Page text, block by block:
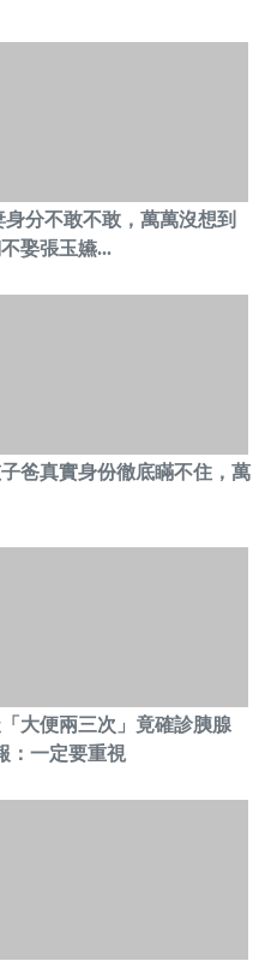
分不敢不敢，萬萬沒想到
娶張玉嬿...
爸真實身份徹底瞞不住，萬
大便兩三次」竟確診胰腺
：一定要重視